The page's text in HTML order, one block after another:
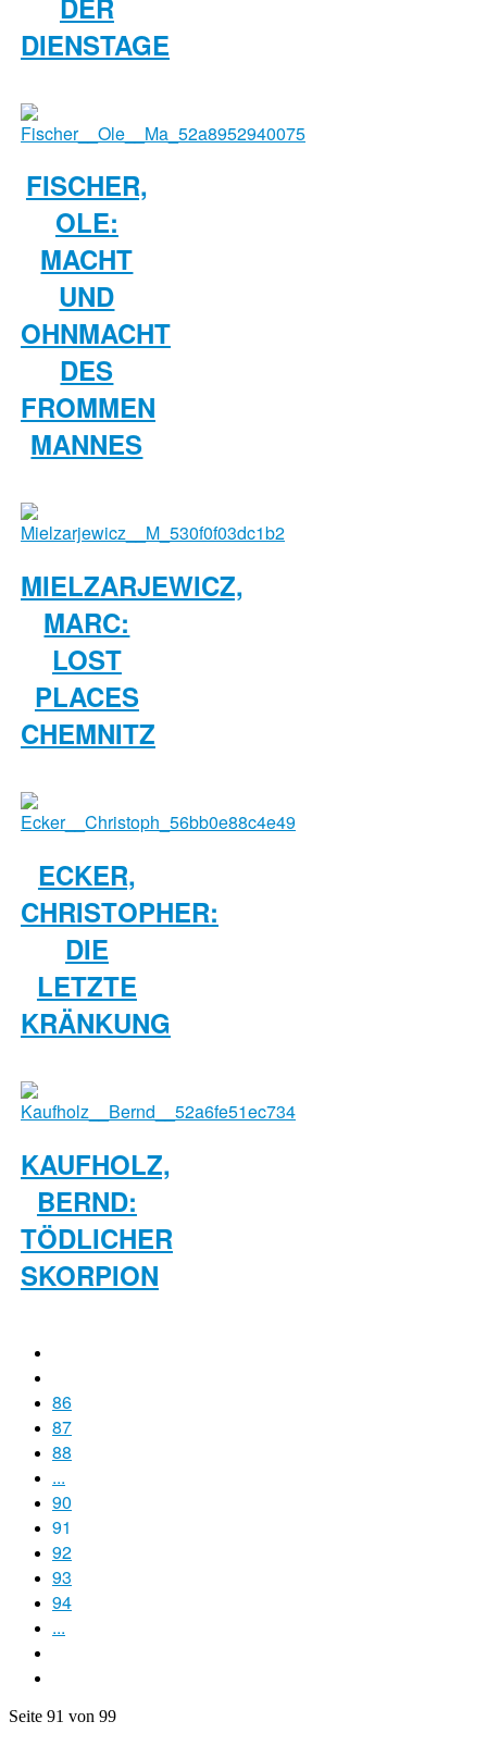
DIENSTAGE
FISCHER,
OLE:
MACHT
UND
OHNMACHT
DES
FROMMEN
MANNES
MIELZARJEWICZ,
MARC:
LOST
PLACES
CHEMNITZ
ECKER,
CHRISTOPHER:
DIE
LETZTE
KRÄNKUNG
KAUFHOLZ,
BERND:
TÖDLICHER
SKORPION
86
87
88
...
90
91
92
93
94
...
Seite 91 von 99